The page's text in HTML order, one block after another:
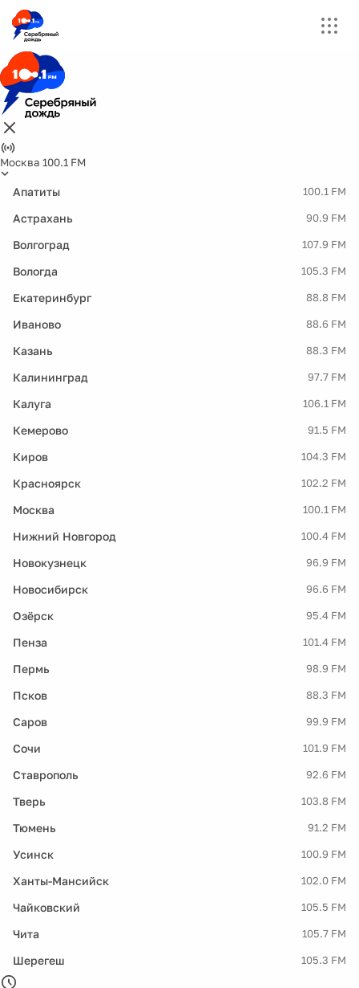
Москва 100.1 FM
Апатиты 100.1 FM
Астрахань 90.9 FM
Волгоград 107.9 FM
Вологда 105.3 FM
Екатеринбург 88.8 FM
Иваново 88.6 FM
Казань 88.3 FM
Калининград 97.7 FM
Калуга 106.1 FM
Кемерово 91.5 FM
Киров 104.3 FM
Красноярск 102.2 FM
Москва 100.1 FM
Нижний Новгород 100.4 FM
Новокузнецк 96.9 FM
Новосибирск 96.6 FM
Озёрск 95.4 FM
Пенза 101.4 FM
Пермь 98.9 FM
Псков 88.3 FM
Саров 99.9 FM
Сочи 101.9 FM
Ставрополь 92.6 FM
Тверь 103.8 FM
Тюмень 91.2 FM
Усинск 100.9 FM
Ханты-Мансийск 102.0 FM
Чайковский 105.5 FM
Чита 105.7 FM
Шерегеш 105.3 FM